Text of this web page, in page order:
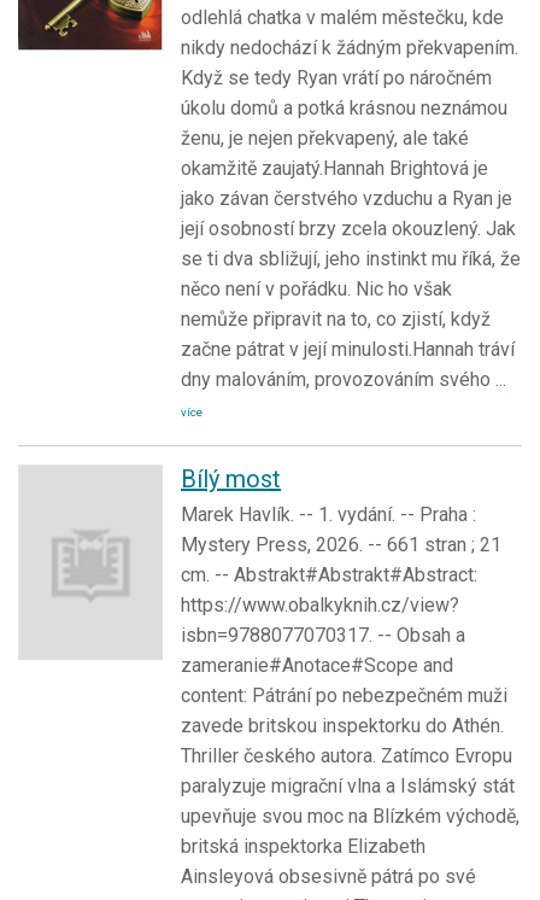
odlehlá chatka v malém městečku, kde
nikdy nedochází k žádným překvapením.
Když se tedy Ryan vrátí po náročném
úkolu domů a potká krásnou neznámou
ženu, je nejen překvapený, ale také
okamžitě zaujatý.Hannah Brightová je
jako závan čerstvého vzduchu a Ryan je
její osobností brzy zcela okouzlený. Jak
se ti dva sbližují, jeho instinkt mu říká, že
něco není v pořádku. Nic ho však
nemůže připravit na to, co zjistí, když
začne pátrat v její minulosti.Hannah tráví
dny malováním, provozováním svého ...
více
Bílý most
Marek Havlík. -- 1. vydání. -- Praha :
Mystery Press, 2026. -- 661 stran ; 21
cm. -- Abstrakt#Abstrakt#Abstract:
https://www.obalkyknih.cz/view?
isbn=9788077070317. -- Obsah a
zameranie#Anotace#Scope and
content: Pátrání po nebezpečném muži
zavede britskou inspektorku do Athén.
Thriller českého autora. Zatímco Evropu
paralyzuje migrační vlna a Islámský stát
upevňuje svou moc na Blízkém východě,
britská inspektorka Elizabeth
Ainsleyová obsesivně pátrá po své